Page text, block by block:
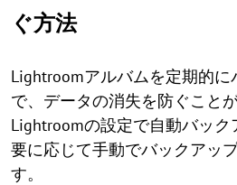
ぐ方法
Lightroomアルバムを定期的に
で、データの消失を防ぐこと
Lightroomの設定で自動バッ
要に応じて手動でバックアッ
す。